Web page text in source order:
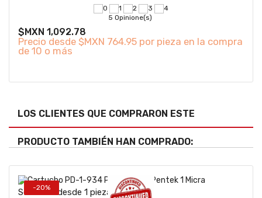
5 Opinione(s)
$MXN 1,092.78
Precio desde $MXN 764.95 por pieza en la compra
de 10 o más
LOS CLIENTES QUE COMPRARON ESTE
PRODUCTO TAMBIÉN HAN COMPRADO:
-20%
Se vende desde 1 pieza(s)